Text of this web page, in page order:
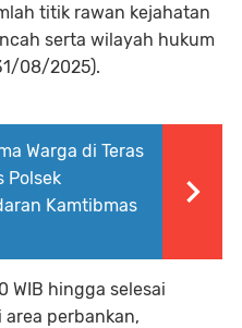
titik rawan kejahatan
serta wilayah hukum
08/2025).
Warga di Teras
Polsek
Kamtibmas
WIB hingga selesai
perbankan,